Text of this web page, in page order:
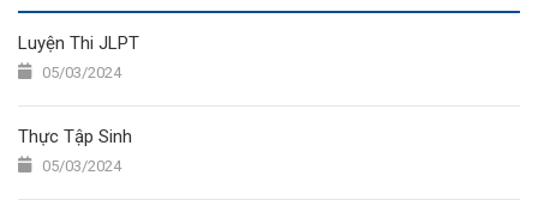
Luyện Thi JLPT
05/03/2024
Thực Tập Sinh
05/03/2024